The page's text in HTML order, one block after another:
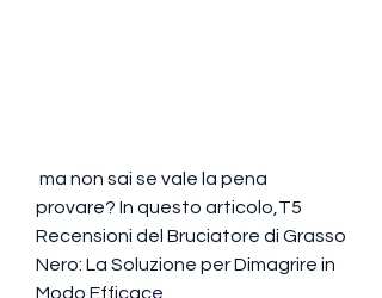
provare? In questo articolo,T5
Recensioni del Bruciatore di Grasso
Nero: La Soluzione per Dimagrire in
Modo Efficace